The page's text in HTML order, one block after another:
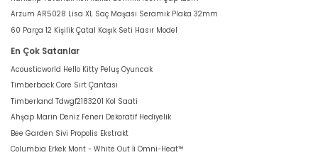
Arzum AR5028 Lisa XL Saç Maşası Seramik Plaka 32mm
60 Parça 12 Kişilik Çatal Kaşık Seti Hasır Model
En Çok Satanlar
Acousticworld Hello Kitty Peluş Oyuncak
Timberback Core Sırt Çantası
Timberland Tdwgf2183201 Kol Saati
Ahşap Marin Deniz Feneri Dekoratif Hediyelik
Bee Garden Sivi Propolis Ekstrakt
Columbia Erkek Mont - White Out İi Omni-Heat™